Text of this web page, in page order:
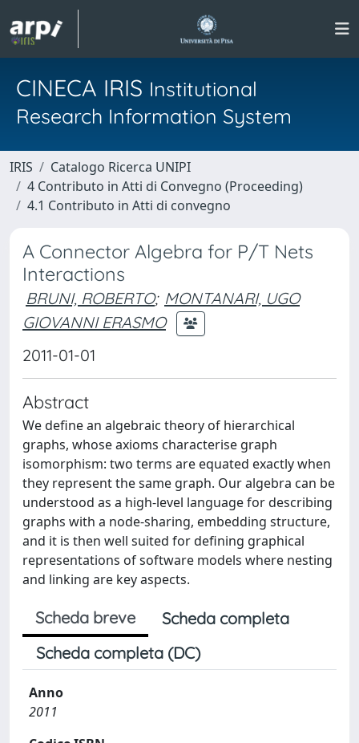
CINECA IRIS Institutional
Research Information System
IRIS
Catalogo Ricerca UNIPI
4 Contributo in Atti di Convegno (Proceeding)
4.1 Contributo in Atti di convegno
A Connector Algebra for P/T Nets
Interactions
BRUNI, ROBERTO; MONTANARI, UGO
GIOVANNI ERASMO
2011-01-01
Abstract
We define an algebraic theory of hierarchical
graphs, whose axioms characterise graph
isomorphism: two terms are equated exactly when
they represent the same graph. Our algebra can be
understood as a high-level language for describing
graphs with a node-sharing, embedding structure,
and it is then well suited for defining graphical
representations of software models where nesting
and linking are key aspects.
Scheda breve
Scheda completa
Scheda completa (DC)
Anno
2011